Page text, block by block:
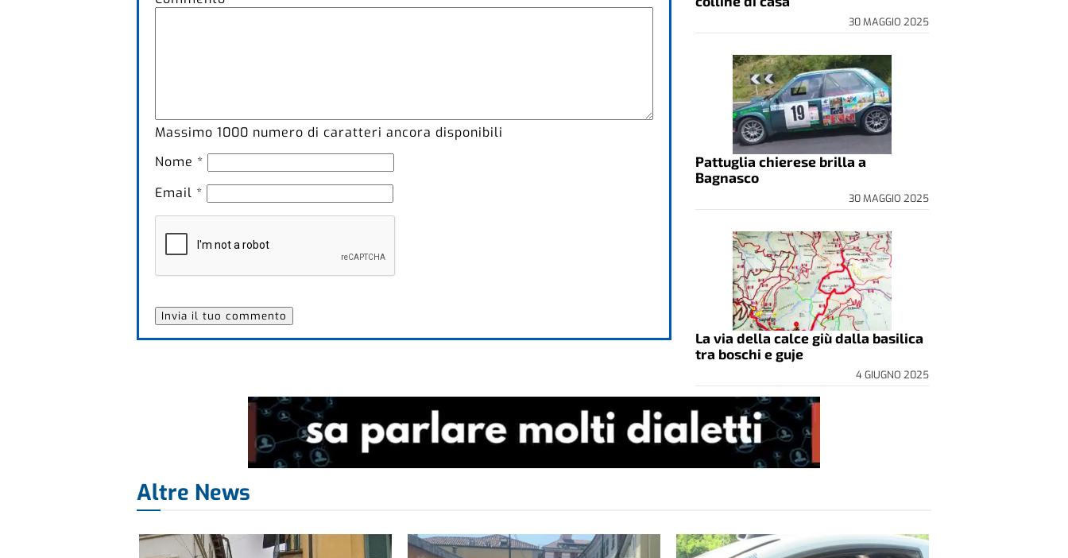
Massimo 1000 numero di caratteri ancora disponibili
Nome *
Email *
30 MAGGIO 2025
Pattuglia chierese brilla a
Bagnasco
30 MAGGIO 2025
La via della calce giù dalla basilica
tra boschi e guje
4 GIUGNO 2025
Altre News